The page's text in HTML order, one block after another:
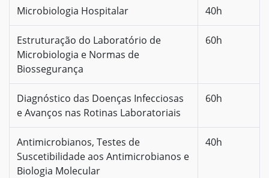
Microbiologia Hospitalar 40h
Estruturação do Laboratório de
Microbiologia e Normas de
Biossegurança
60h
Diagnóstico das Doenças Infecciosas
e Avanços nas Rotinas Laboratoriais
60h
Antimicrobianos, Testes de
Suscetibilidade aos Antimicrobianos e
Biologia Molecular
40h